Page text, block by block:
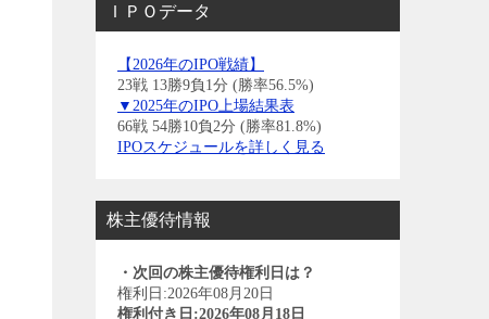
ＩＰＯデータ
【2026年のIPO戦績】
23戦 13勝9負1分 (勝率56.5%)
▼2025年のIPO上場結果表
66戦 54勝10負2分 (勝率81.8%)
IPOスケジュールを詳しく見る
株主優待情報
・次回の株主優待権利日は？
権利日:2026年08月20日
権利付き日:2026年08月18日